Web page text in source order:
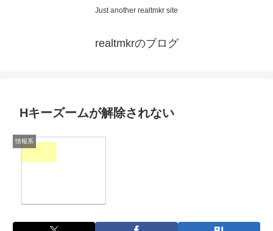
Just another realtmkr site
realtmkrのブログ
Hキーズームが解除されない
情報系